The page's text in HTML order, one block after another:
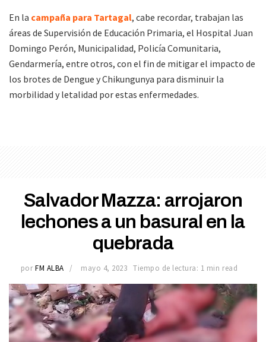
En la campaña para Tartagal, cabe recordar, trabajan las
áreas de Supervisión de Educación Primaria, el Hospital Juan
Domingo Perón, Municipalidad, Policía Comunitaria,
Gendarmería, entre otros, con el fin de mitigar el impacto de
los brotes de Dengue y Chikungunya para disminuir la
morbilidad y letalidad por estas enfermedades.
Salvador Mazza: arrojaron
lechones a un basural en la
quebrada
por FM ALBA mayo 4, 2023 Tiempo de lectura: 1 min read